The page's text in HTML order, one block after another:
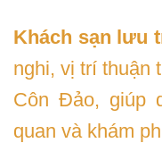
Khách sạn lưu
nghi, vị trí thuận
Côn Đảo, giúp
quan và khám